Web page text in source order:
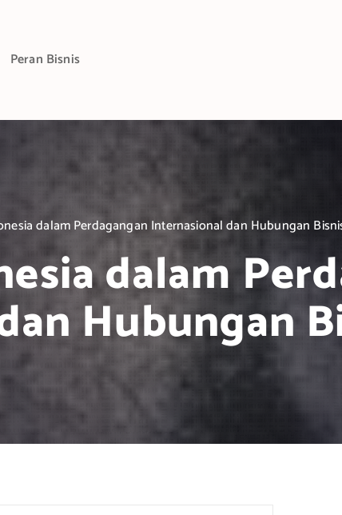
Peran Bisnis
dalam Perdagangan Internasional dan Hubungan
dalam
Hubungan